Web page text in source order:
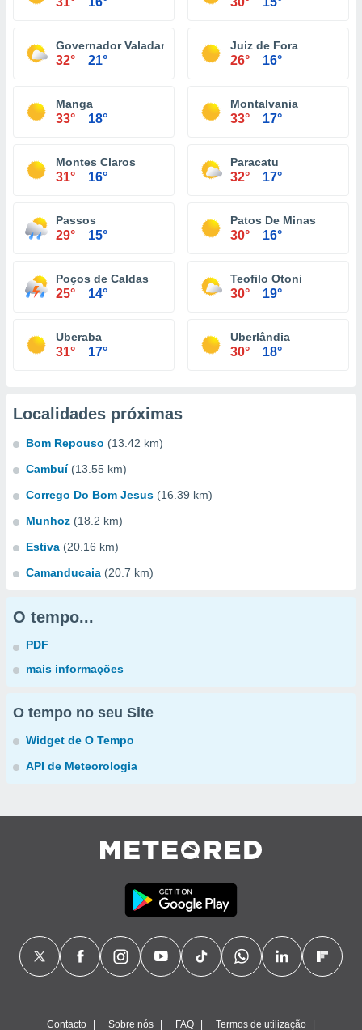
Governador Valadares
32° 21°
Juiz de Fora
26° 16°
Manga
33° 18°
Montalvania
33° 17°
Montes Claros
31° 16°
Paracatu
32° 17°
Passos
29° 15°
Patos De Minas
30° 16°
Poços de Caldas
25° 14°
Teofilo Otoni
30° 19°
Uberaba
31° 17°
Uberlândia
30° 18°
Localidades próximas
Bom Repouso (13.42 km)
Cambuí (13.55 km)
Corrego Do Bom Jesus (16.39 km)
Munhoz (18.2 km)
Estiva (20.16 km)
Camanducaia (20.7 km)
O tempo...
PDF
mais informações
O tempo no seu Site
Widget de O Tempo
API de Meteorologia
Contacto Sobre nós FAQ Termos de utilização